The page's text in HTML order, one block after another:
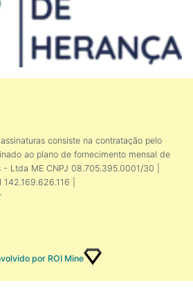
consiste na contratação pelo
ao plano de fornecimento mensal de
Ltda ME CNPJ 08.705.395.0001/30 |
|
por ROI Mine